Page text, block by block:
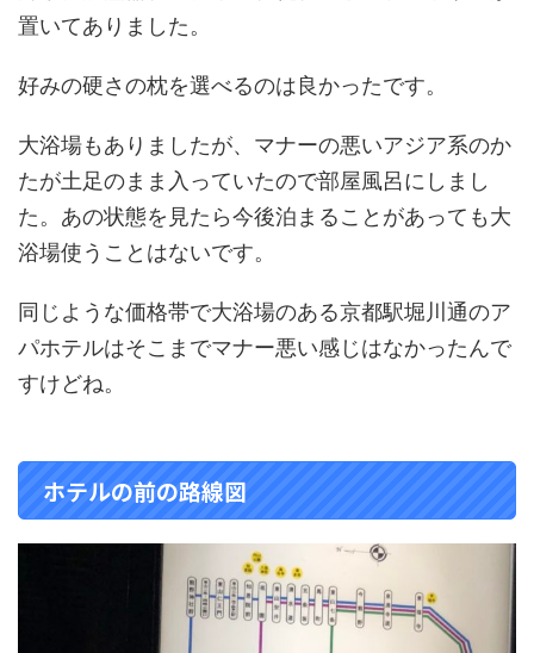
置いてありました。
好みの硬さの枕を選べるのは良かったです。
大浴場もありましたが、マナーの悪いアジア系のか
たが土足のまま入っていたので部屋風呂にしまし
た。あの状態を見たら今後泊まることがあっても大
浴場使うことはないです。
同じような価格帯で大浴場のある京都駅堀川通のア
パホテルはそこまでマナー悪い感じはなかったんで
すけどね。
ホテルの前の路線図